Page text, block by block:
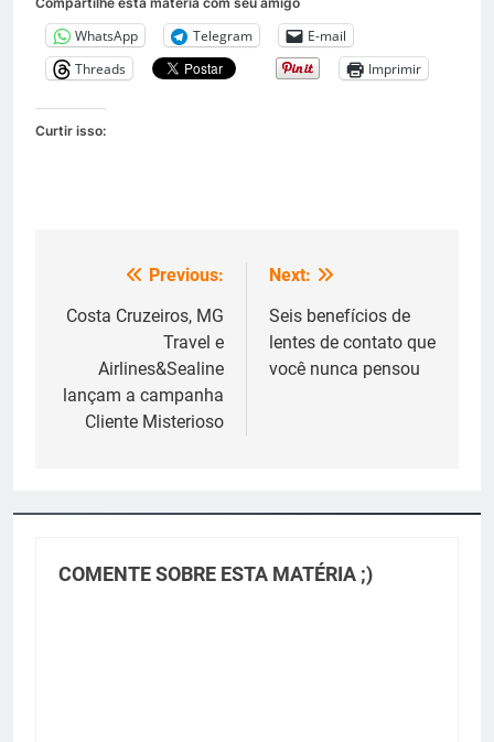
WhatsApp Telegram
E-mail
Threads
Imprimir
Curtir isso:
Navegação
de
Post
Previous:
Costa Cruzeiros, MG
Travel e
Airlines&Sealine
lançam a campanha
Cliente Misterioso
Next:
Seis benefícios de
lentes de contato que
você nunca pensou
COMENTE SOBRE ESTA MATÉRIA ;)